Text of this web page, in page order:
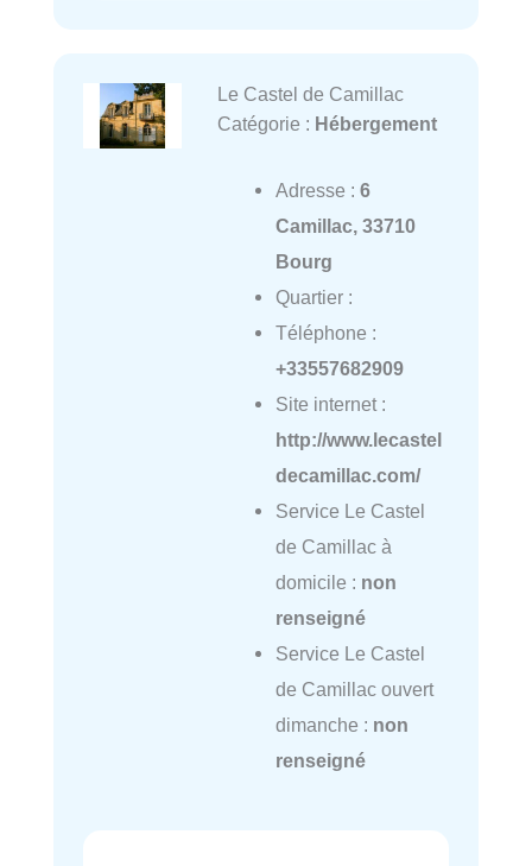
Le Castel de Camillac
Catégorie : Hébergement
Adresse : 6
Camillac, 33710
Bourg
Quartier :
Téléphone :
+33557682909
Site internet :
http://www.lecastel
decamillac.com/
Service Le Castel
de Camillac à
domicile : non
renseigné
Service Le Castel
de Camillac ouvert
dimanche : non
renseigné